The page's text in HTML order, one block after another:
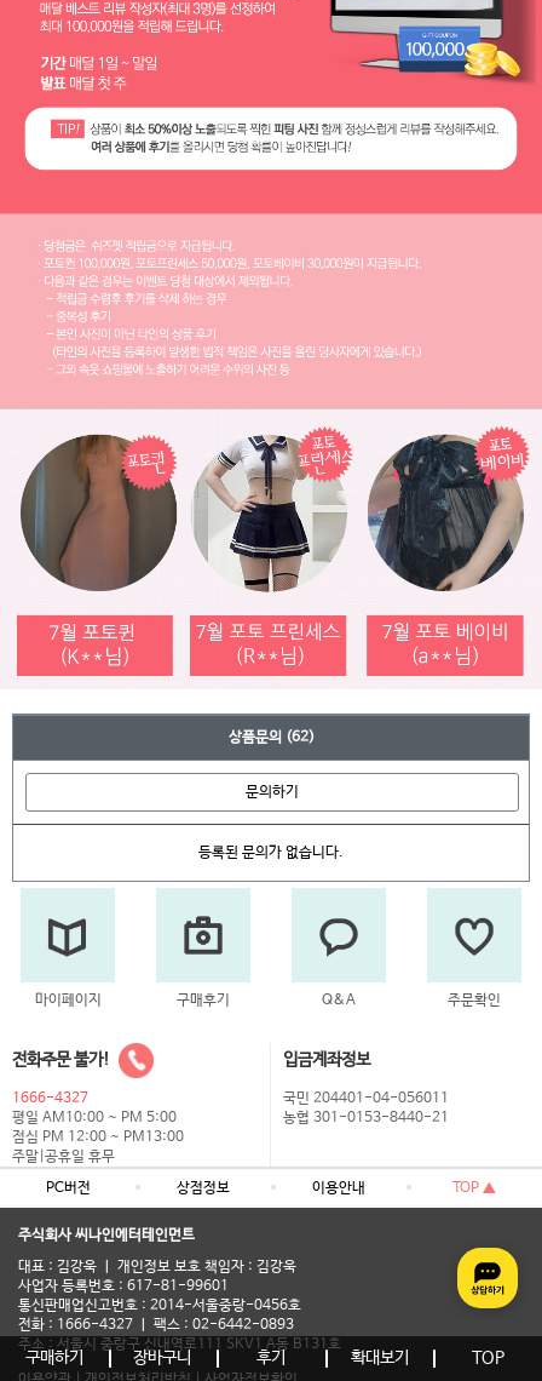
상품문의 (62)
문의하기
등록된 문의가 없습니다.
구매하기 장바구니 후기 확대보기 TOP
마이페이지 구매후기 Q&A 주문확인
전화주문 불가!
1666-4327
평일 AM10:00 ~ PM 5:00
점심 PM 12:00 ~ PM13:00
주말|공휴일 휴무
입금계좌정보
국민 204401-04-056011
농협 301-0153-8440-21
PC버전 상점정보 이용안내 TOP ▲
주식회사 씨나인에터테인먼트
대표 : 김강욱 ㅣ 개인정보 보호 책임자 : 김강욱
사업자 등록번호 : 617-81-99601
통신판매업신고번호 : 2014-서울중랑-0456호
전화 : 1666-4327 ㅣ 팩스 : 02-6442-0893
주소 : 서울시 중랑구 신내역로111 SKV1 A동 B131호